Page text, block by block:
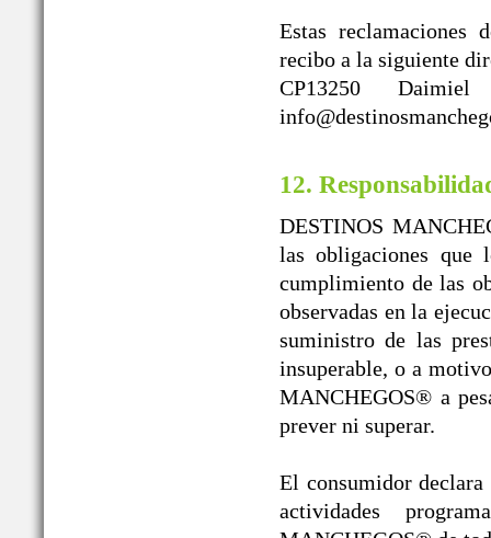
Estas reclamaciones
recibo a la siguiente
CP13250
12.
DESTINOS
las obligaciones que
cumplimiento de las
observadas en la
suministro de las
insuperable, o a
MANCHEGOS® a
prever ni superar.
El consumidor
actividades